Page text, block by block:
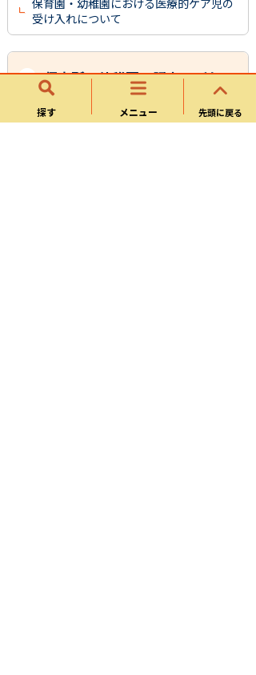
探す メニュー 先頭に戻る
保育園・幼稚園における医療的ケア児の
受け入れについて
保育所・幼稚園・認定こども
園等